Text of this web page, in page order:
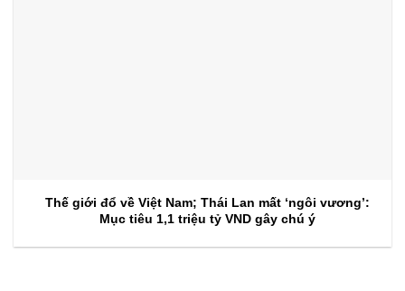
Thế giới đổ về Việt Nam; Thái Lan mất ‘ngôi vương’:
Mục tiêu 1,1 triệu tỷ VND gây chú ý